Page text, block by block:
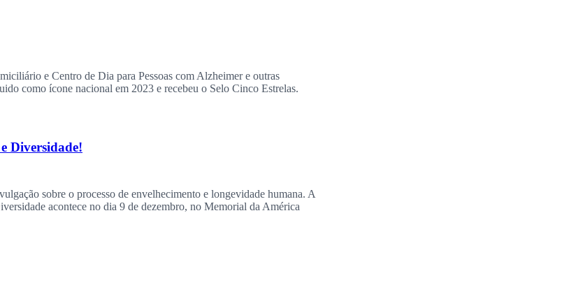
e Centro de Dia para Pessoas com Alzheimer e outras
como ícone nacional em 2023 e recebeu o Selo Cinco Estrelas.
Diversidade!
sobre o processo de envelhecimento e longevidade humana. A
acontece no dia 9 de dezembro, no Memorial da América